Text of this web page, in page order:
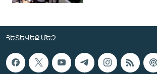
ՀԵՏԵՎԵՔ ՄԵԶ